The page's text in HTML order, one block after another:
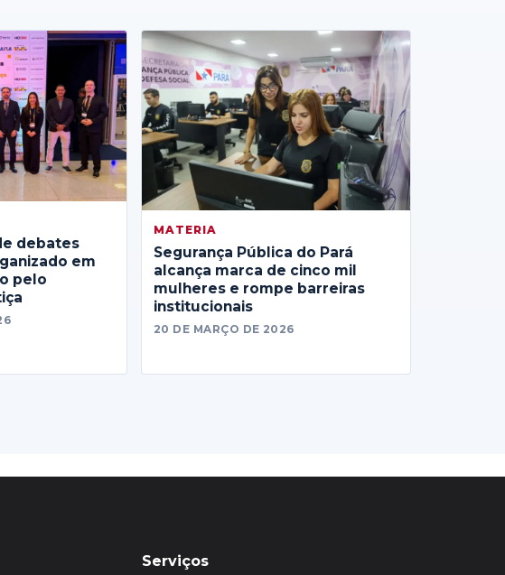
debates
em
pelo
MATERIA
Segurança Pública do Pará
alcança marca de cinco mil
mulheres e rompe barreiras
institucionais
20 DE MARÇO DE 2026
Serviços